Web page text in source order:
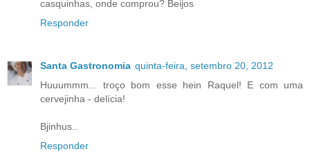
casquinhas, onde comprou? Beijos
Responder
Santa Gastronomia quinta-feira, setembro 20, 2012
Huuummm... troço bom esse hein Raquel! E com uma
cervejinha - delícia!
Bjinhus..
Responder